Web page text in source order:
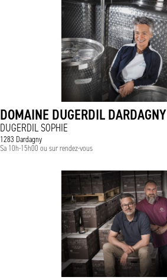
DOMAINE DUGERDIL DARDAGNY
DUGERDIL SOPHIE
1283 Dardagny
Sa 10h-15h00 ou sur rendez-vous